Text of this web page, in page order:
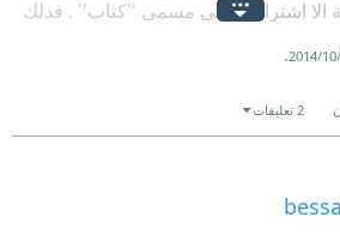
الا اشتراكهما في مسمى ''كتاب'' . فذلك
على التأمل والفلسفة والدقة والمبالغة
انه كتاب بالتنمية البشرية يعتمد
من مقومات الاسلوب الدعوي .. لكن
.
2 تعليقات